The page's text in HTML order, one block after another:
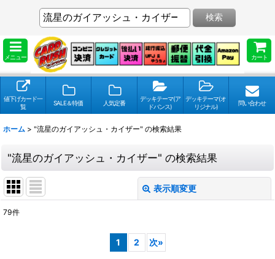
メニュー カート
検索
値下げカード一
覧
SALE＆特価 人気定番
デッキテーマ(ア
ドバンス)
デッキテーマ(オ
リジナル)
問い合わせ
ホーム > "流星のガイアッシュ・カイザー" の検索結果
"流星のガイアッシュ・カイザー" の検索結果
表示順変更
検索キーワードをお願い致します
79件
1 2 次»